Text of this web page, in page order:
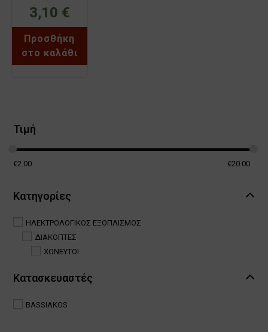
ΛΕΥΚΟΣ
ΧΑΛΚΙΔΑ
BASSIAKOS
71013XN
3,10 €
Προσθήκη
στο καλάθι
Τιμή
€2.00 €20.00
Κατηγορίες
ΗΛΕΚΤΡΟΛΟΓΙΚΟΣ ΕΞΟΠΛΙΣΜΟΣ
ΔΙΑΚΟΠΤΕΣ
ΧΩΝΕΥΤΟΙ
Κατασκευαστές
BASSIAKOS